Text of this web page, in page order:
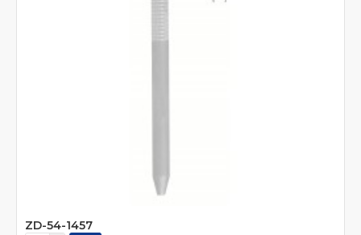
ZD-54-1457